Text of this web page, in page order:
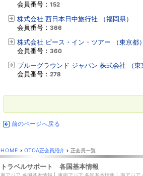
会員番号： 152
株式会社 西日本日中旅行社 （福岡県）
会員番号： 366
株式会社 ピース・イン・ツアー （東京都）
会員番号： 360
ブルーグラウンド ジャパン 株式会社 （東
会員番号： 278
前のページへ戻る
HOME › OTOA正会員紹介 › 正会員一覧
トラベルサポート 各国基本情報